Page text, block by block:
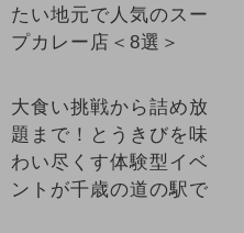
たい地元で人気のスー
プカレー店＜8選＞
大食い挑戦から詰め放
題まで！とうきびを味
わい尽くす体験型イベ
ントが千歳の道の駅で